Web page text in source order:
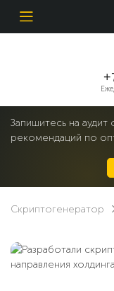
Запишитесь на
рекомендаций по
Скриптогенератор